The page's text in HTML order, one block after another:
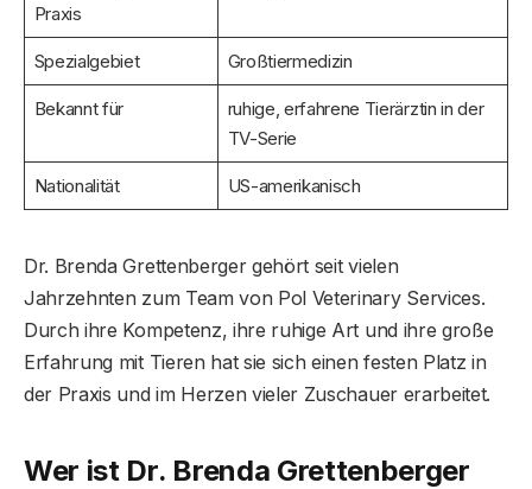
Praxis
Spezialgebiet Großtiermedizin
Bekannt für
ruhige, erfahrene Tierärztin in der
TV-Serie
Nationalität US-amerikanisch
Dr. Brenda Grettenberger gehört seit vielen
Jahrzehnten zum Team von Pol Veterinary Services.
Durch ihre Kompetenz, ihre ruhige Art und ihre große
Erfahrung mit Tieren hat sie sich einen festen Platz in
der Praxis und im Herzen vieler Zuschauer erarbeitet.
Wer ist Dr. Brenda Grettenberger